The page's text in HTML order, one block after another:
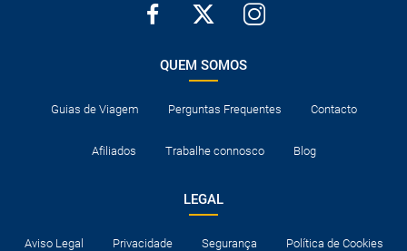
QUEM SOMOS
Guias de Viagem Perguntas Frequentes Contacto
Afiliados Trabalhe connosco Blog
LEGAL
Aviso Legal Privacidade Segurança Política de Cookies